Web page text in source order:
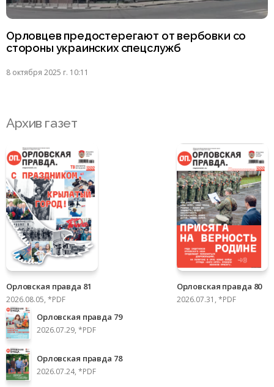
Орловцев предостерегают от вербовки со
стороны украинских спецслужб
8 октября 2025 г. 10:11
Архив газет
Орловская правда 81
2026.08.05, *PDF
Орловская правда 80
2026.07.31, *PDF
Орловская правда 79
2026.07.29, *PDF
Орловская правда 78
2026.07.24, *PDF